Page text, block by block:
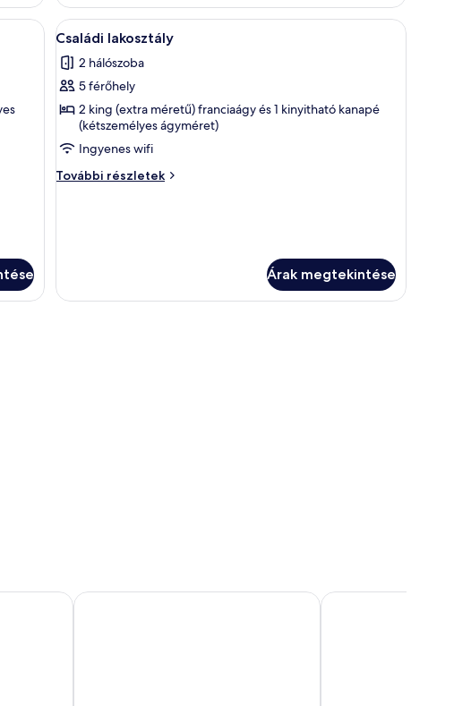
egy légkondicionáló berendezés.
munkalappal, fehér szekrényekkel és egy kávéfőzővel.
A
következő
szoba
összes
képének
megtekintése:
Családi
lakosztály
Egy tiszta, rendben megágyazott ággyal,
5
Családi lakosztály
2 hálószoba
5 férőhely
2 king (extra méretű) franciaágy és 1 kinyitható kanapé
(kétszemélyes ágyméret)
Ingyenes wifi
További részletek
Családi
Árak megtekintése
elhelyezett növényekkel.
Hotel Medici Tirreno Hotel